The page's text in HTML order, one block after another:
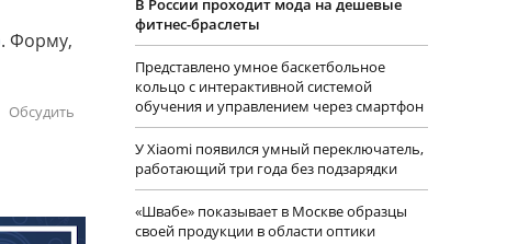
. Форму,
Обсудить
В России проходит мода на дешевые
фитнес-браслеты
Представлено умное баскетбольное
кольцо с интерактивной системой
обучения и управлением через смартфон
У Xiaomi появился умный переключатель,
работающий три года без подзарядки
«Швабе» показывает в Москве образцы
своей продукции в области оптики